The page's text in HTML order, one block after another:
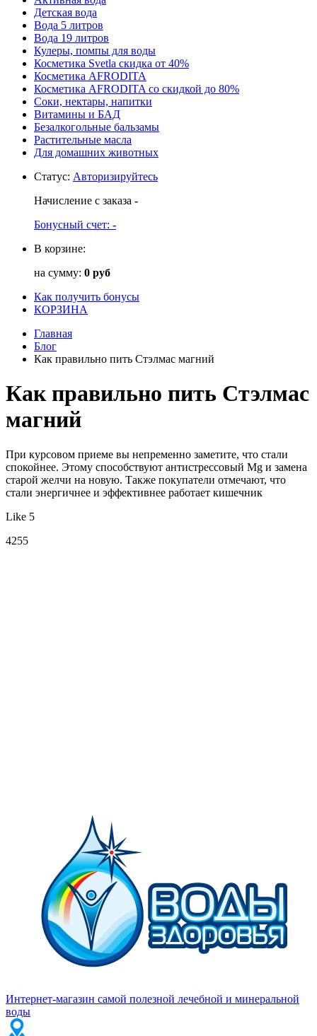
Детская вода
Вода 5 литров
Вода 19 литров
Кулеры, помпы для воды
Косметика Svetla скидка от 40%
Косметика AFRODITA
Косметика AFRODITA со скидкой до 80%
Соки, нектары, напитки
Витамины и БАД
Безалкогольные бальзамы
Растительные масла
Для домашних животных
Статус: Авторизируйтесь
Начисление с заказа -
Бонусный счет: -
В корзине:
на сумму: 0 руб
Как получить бонусы
КОРЗИНА
Главная
Блог
Как правильно пить Стэлмас магний
Как правильно пить Стэлмас
магний
При курсовом приеме вы непременно заметите, что стали
спокойнее. Этому способствуют антистрессовый Mg и замена
старой желчи на новую. Также покупатели отмечают, что
стали энергичнее и эффективнее работает кишечник
Like 5
4255
Интернет-магазин самой полезной лечебной и минеральной
воды